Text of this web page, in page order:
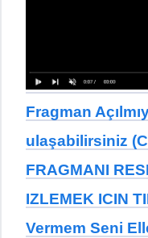
Fragman
ulaşabilirsiniz
FRAGMANI
IZLEMEK ICIN
Vermem Seni